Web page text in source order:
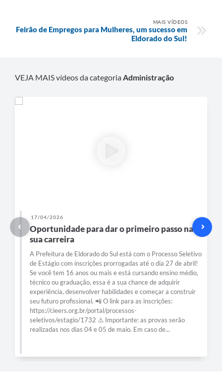
MAIS VÍDEOS
Feirão de Empregos para Mulheres, um sucesso em
Eldorado do Sul!
VEJA MAIS vídeos da categoriaAdministração
17/04/2026
Oportunidade para dar o primeiro passo na
sua carreira
A Prefeitura de Eldorado do Sul está com o Processo Seletivo
de Estágio com inscrições prorrogadas até o dia 27 de abril!
Se você tem 16 anos ou mais e está cursando ensino médio,
técnico ou graduação, essa é a sua chance de adquirir
experiência, desenvolver habilidades e começar a construir
seu futuro profissional. 📲 O link para as inscrições:
https://cieers.org.br/portal/processos-
seletivos/estagio/1732 ⚠️ Importante: as provas serão
realizadas nos dias 04 e 05 de maio. Em caso de...